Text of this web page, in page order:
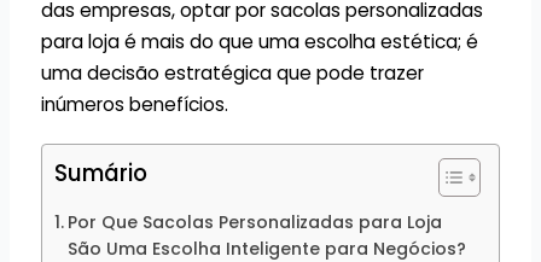
das empresas, optar por sacolas personalizadas
para loja é mais do que uma escolha estética; é
uma decisão estratégica que pode trazer
inúmeros benefícios.
Sumário
Por Que Sacolas Personalizadas para Loja
São Uma Escolha Inteligente para Negócios?